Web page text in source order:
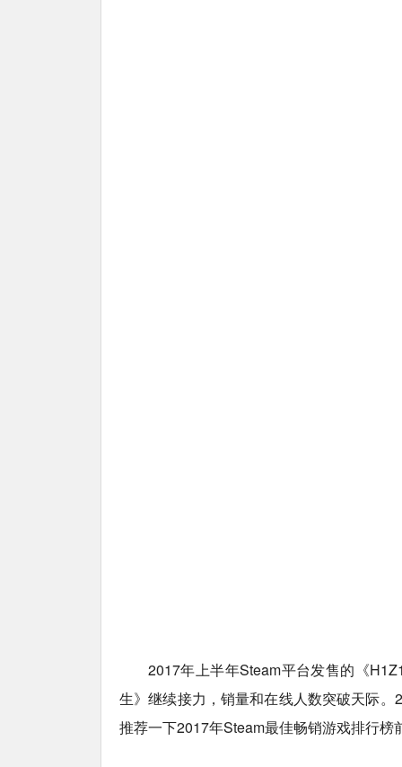
2017年上半年Steam平台发售的《
生》继续接力，销量和在线人数突破天际
推荐一下2017年Steam最佳畅销游戏排行榜